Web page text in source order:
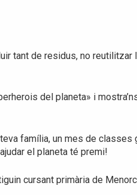
tant de residus, no
del planeta» i
família, un mes de
el planeta té premi!
cursant primària de